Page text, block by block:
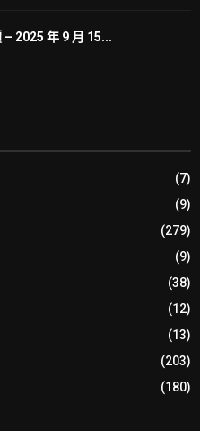
2025 年 9 月 15...
(7)
(9)
(279)
(9)
(38)
(12)
(13)
(203)
(180)